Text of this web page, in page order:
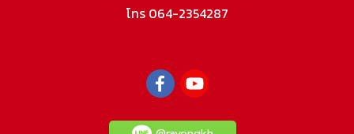
โทร 064-2354287